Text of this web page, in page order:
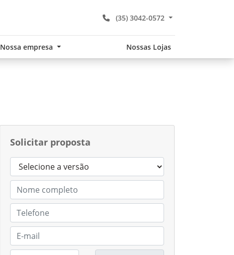
(35) 3042-0572
Nossa empresa Nossas Lojas
Solicitar proposta